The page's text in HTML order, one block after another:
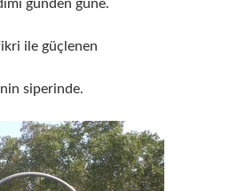
günden güne.
ile güçlenen
siperinde.